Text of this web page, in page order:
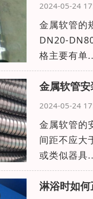
2024-05-24
金属软管的
DN20-
格主要有单
金属软管
2024-05-24
金属软管的
间距不应大
或类似器具
淋浴时如